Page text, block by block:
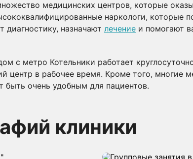
медицинских центров, которые
наркологи, которые
диагностику, назначают лечение и помогают
с метро Котельники работает
центр в рабочее время. Кроме того, многие
быть очень удобным для пациентов.
клиники